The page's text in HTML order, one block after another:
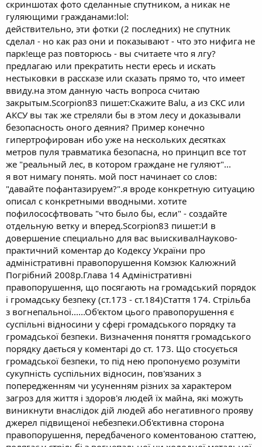
скриншотах фото сделанные спутником, а никак не
гуляющими гражданами:lol:
действительно, эти фотки (2 последних) не спутник
сделал - но как раз они и показывают - что это нифига не
парк!еще раз повторюсь - вы считаете что я лгу?
предлагаю или прекратить нести ересь и искать
нестыковки в рассказе или сказать прямо то, что имеет
ввиду.на этом данную часть вопроса считаю
закрытым.Scorpion83 пишет:Скажите Balu, а из СКС или
АКСУ вы так же стреляли бы в этом лесу и доказывали
безопасность оного деяния? Пример конечно
гипертрофирован ибо уже на нескольких десятках
метров пуля травматика безопасна, но принцип все тот
же "реальный лес, в котором граждане не гуляют"...
я вот нимагу понять. мой пост начинает со слов:
"давайте пофантазируем?".я вроде конкретную ситуацию
описал с конкретными вводными. хотите
пофилососфтвовать "что было бы, если" - создайте
отдельную ветку и вперед.Scorpion83 пишет:И в
довершение специально для вас выискивалНауково-
практичний коментар до Кодексу України про
адміністративні правопорушення Комзюк Калюжний
Погрібний 2008р.Глава 14 Адміністративні
правопорушення, що посягають на громадський порядок
і громадську безпеку (ст.173 - ст.184)Стаття 174. Стрільба
з вогнепальної......Об'єктом цього правопорушення є
суспільні відносини у сфері громадського порядку та
громадської безпеки. Визначення поняття громадського
порядку дається у коментарі до ст. 173. Що стосується
громадської безпеки, то під нею пропонуємо розуміти
сукупність суспільних відносин, пов'язаних з
попередженням чи усуненням різних за характером
загроз для життя і здоров'я людей їх майна, які можуть
виникнути внаслідок дій людей або негативного прояву
джерел підвищеної небезпеки.Об'єктивна сторона
правопорушення, передбаченого коментованою статтею,